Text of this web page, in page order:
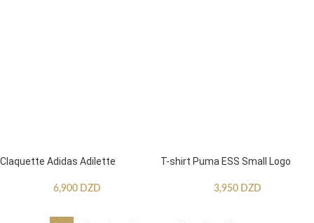
Claquette Adidas Adilette
6,900 DZD
T-shirt Puma ESS Small Logo
3,950 DZD